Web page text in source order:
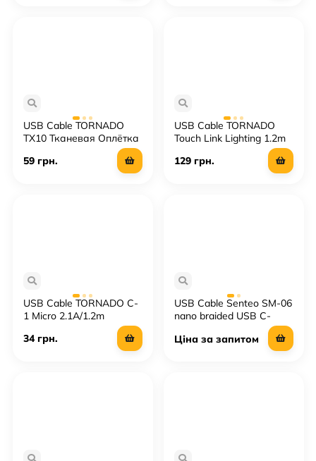
USB Cable TORNADO
TX10 Тканевая Оплётка
59 грн.
USB Cable TORNADO
Touch Link Lighting 1.2m
129 грн.
USB Cable TORNADO C-
1 Micro 2.1A/1.2m
34 грн.
USB Cable Senteo SM-06
nano braided USB C-
Ціна за запитом